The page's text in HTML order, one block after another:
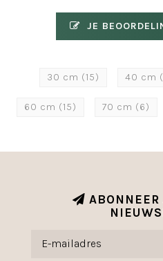
JE
30 cm (15) 40 cm
60 cm (15) 70 cm (6)
ABONNEER